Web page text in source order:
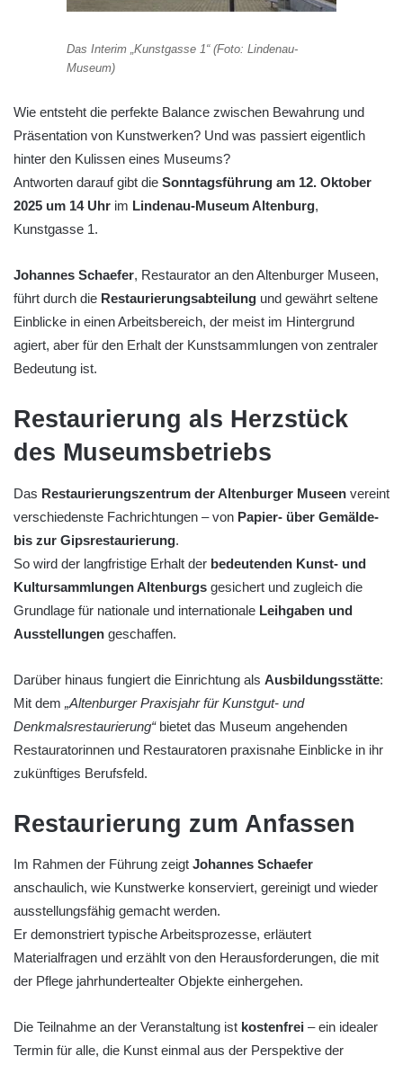
Das Interim „Kunstgasse 1“ (Foto: Lindenau-
Museum)
Wie entsteht die perfekte Balance zwischen Bewahrung und
Präsentation von Kunstwerken? Und was passiert eigentlich
hinter den Kulissen eines Museums?
Antworten darauf gibt die Sonntagsführung am 12. Oktober
2025 um 14 Uhr im Lindenau-Museum Altenburg,
Kunstgasse 1.
Johannes Schaefer, Restaurator an den Altenburger Museen,
führt durch die Restaurierungsabteilung und gewährt seltene
Einblicke in einen Arbeitsbereich, der meist im Hintergrund
agiert, aber für den Erhalt der Kunstsammlungen von zentraler
Bedeutung ist.
Restaurierung als Herzstück
des Museumsbetriebs
Das Restaurierungszentrum der Altenburger Museen vereint
verschiedenste Fachrichtungen – von Papier- über Gemälde-
bis zur Gipsrestaurierung.
So wird der langfristige Erhalt der bedeutenden Kunst- und
Kultursammlungen Altenburgs gesichert und zugleich die
Grundlage für nationale und internationale Leihgaben und
Ausstellungen geschaffen.
Darüber hinaus fungiert die Einrichtung als Ausbildungsstätte:
Mit dem „Altenburger Praxisjahr für Kunstgut- und
Denkmalsrestaurierung“bietet das Museum angehenden
Restauratorinnen und Restauratoren praxisnahe Einblicke in ihr
zukünftiges Berufsfeld.
Restaurierung zum Anfassen
Im Rahmen der Führung zeigt Johannes Schaefer
anschaulich, wie Kunstwerke konserviert, gereinigt und wieder
ausstellungsfähig gemacht werden.
Er demonstriert typische Arbeitsprozesse, erläutert
Materialfragen und erzählt von den Herausforderungen, die mit
der Pflege jahrhundertealter Objekte einhergehen.
Die Teilnahme an der Veranstaltung ist kostenfrei – ein idealer
Termin für alle, die Kunst einmal aus der Perspektive der